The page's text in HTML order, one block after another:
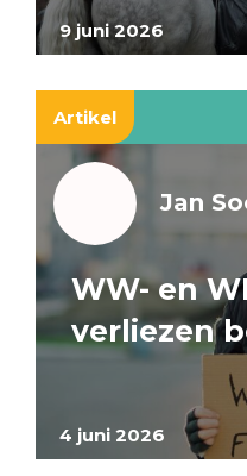
9 juni 2026
Artikel
4 juni 2026
Jan
WW- en
verliezen